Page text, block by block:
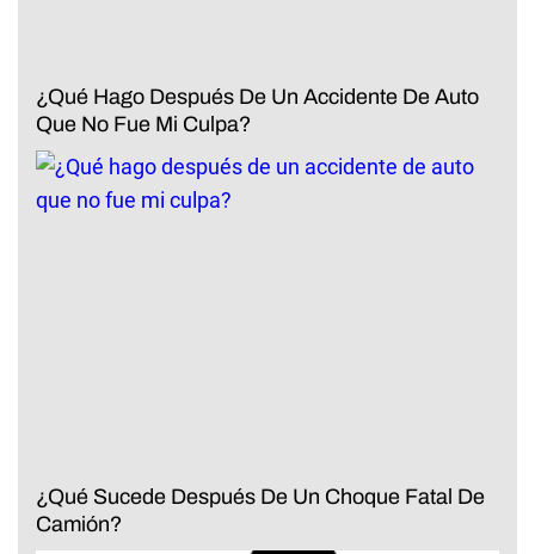
¿Qué Hago Después De Un Accidente De Auto
Que No Fue Mi Culpa?
¿Qué Sucede Después De Un Choque Fatal De
Camión?